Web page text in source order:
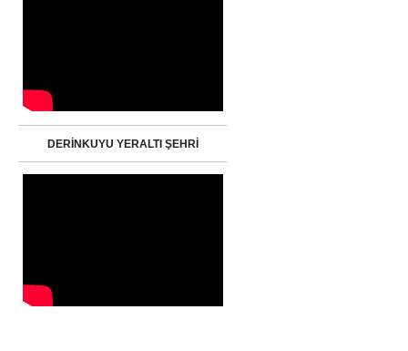
DERİNKUYU YERALTI ŞEHRİ